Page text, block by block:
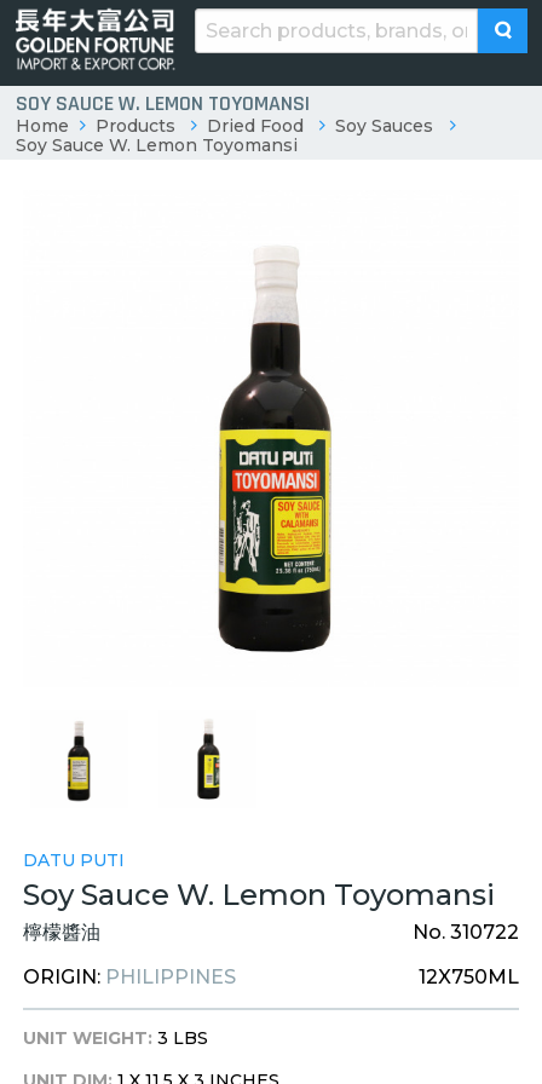
SOY SAUCE W. LEMON TOYOMANSI
Home Products Dried Food
Soy Sauces
Soy Sauce W. Lemon Toyomansi
DATU PUTI
Soy Sauce W. Lemon Toyomansi
檸檬醬油
No. 310722
ORIGIN: PHILIPPINES 12X750ML
UNIT WEIGHT: 3 LBS